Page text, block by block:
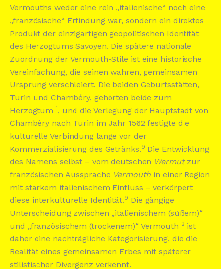
Vermouths weder eine rein „italienische“ noch eine
„französische“ Erfindung war, sondern ein direktes
Produkt der einzigartigen geopolitischen Identität
des Herzogtums Savoyen. Die spätere nationale
Zuordnung der Vermouth-Stile ist eine historische
Vereinfachung, die seinen wahren, gemeinsamen
Ursprung verschleiert. Die beiden Geburtsstätten,
Turin und Chambéry, gehörten beide zum
Herzogtum 1, und die Verlegung der Hauptstadt von
Chambéry nach Turin im Jahr 1562 festigte die
kulturelle Verbindung lange vor der
Kommerzialisierung des Getränks.9 Die Entwicklung
des Namens selbst – vom deutschen Wermutzur
französischen Aussprache Vermouth in einer Region
mit starkem italienischem Einfluss – verkörpert
diese interkulturelle Identität.9 Die gängige
Unterscheidung zwischen „italienischem (süßem)“
und „französischem (trockenem)“ Vermouth 2 ist
daher eine nachträgliche Kategorisierung, die die
Realität eines gemeinsamen Erbes mit späterer
stilistischer Divergenz verkennt.